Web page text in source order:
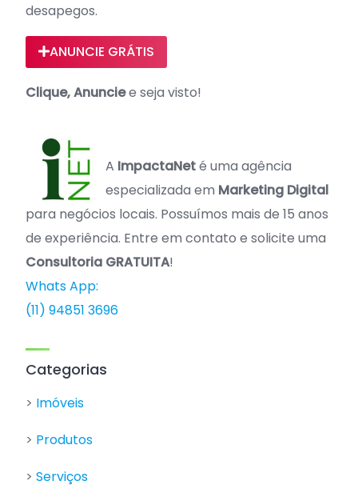
desapegos.
ANUNCIE GRÁTIS
Clique, Anunciee seja visto!
A ImpactaNeté uma agência
especializada em Marketing Digital
para negócios locais. Possuímos mais de 15 anos
de experiência. Entre em contato e solicite uma
Consultoria GRATUITA!
Whats App:
(11) 94851 3696
Categorias
> Imóveis
> Produtos
> Serviços